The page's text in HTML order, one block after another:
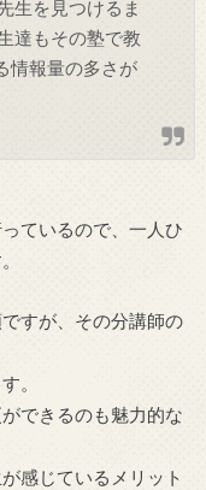
生を見つけるま
達もその塾で教
情報量の多さが
ているので、一人ひ
すが、その分講師の
。
できるのも魅力的な
感じているメリット